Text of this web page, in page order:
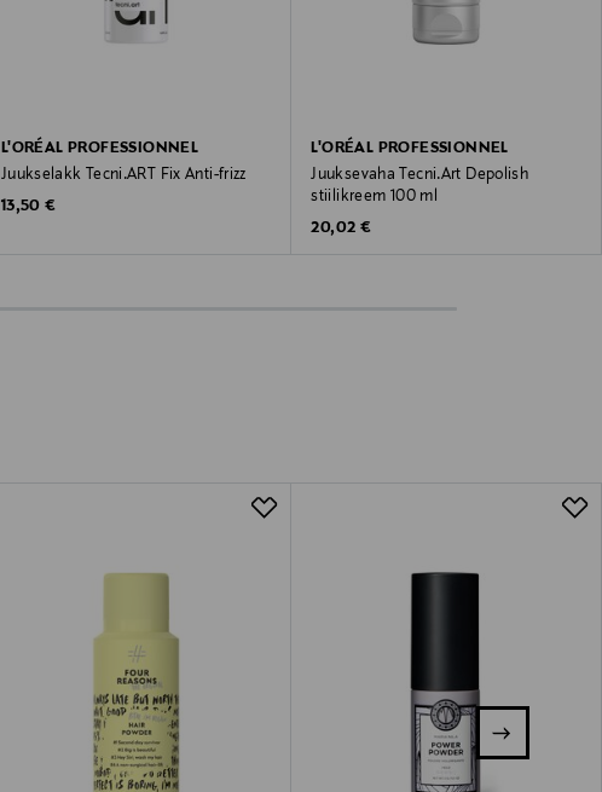
L'ORÉAL PROFESSIONNEL
Juukselakk Tecni.ART Fix Anti-frizz
Original Price
13,50 €
L'ORÉAL PROFESSIONNEL
Juuksevaha Tecni.Art Depolish
stiilikreem 100 ml
Original Price
20,02 €